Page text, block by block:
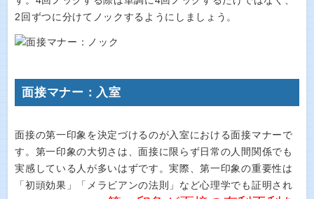
2回ずつに分けてノックするようにしましょう。
面接マナー：入室
面接の第一印象を決定づけるのが入室における面接マナーで
す。第一印象の大切さは、面接に限らず日常の人間関係でも
実感している人が多いはずです。実際、第一印象の重要性は
「初頭効果」「メラビアンの法則」など心理学でも証明され